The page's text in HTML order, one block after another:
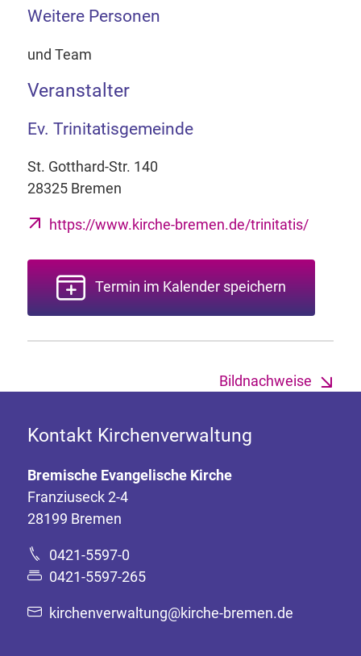
Weitere Personen
und Team
Veranstalter
Ev. Trinitatisgemeinde
St. Gotthard-Str. 140
28325 Bremen
https://www.kirche-bremen.de/trinitatis/
Termin im Kalender speichern
Bildnachweise
Kontakt Kirchenverwaltung
Bremische Evangelische Kirche
Franziuseck 2-4
28199 Bremen
0421-5597-0
0421-5597-265
kirchenverwaltung@kirche-bremen.de